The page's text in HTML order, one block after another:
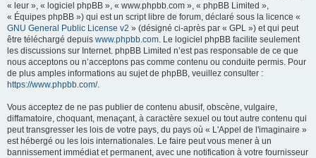
« leur », « logiciel phpBB », « www.phpbb.com », « phpBB Limited »,
« Équipes phpBB ») qui est un script libre de forum, déclaré sous la licence «
GNU General Public License v2 » (désigné ci-après par « GPL ») et qui peut
être téléchargé depuis www.phpbb.com. Le logiciel phpBB facilite seulement
les discussions sur Internet. phpBB Limited n’est pas responsable de ce que
nous acceptons ou n’acceptons pas comme contenu ou conduite permis. Pour
de plus amples informations au sujet de phpBB, veuillez consulter :
https://www.phpbb.com/.
Vous acceptez de ne pas publier de contenu abusif, obscène, vulgaire,
diffamatoire, choquant, menaçant, à caractère sexuel ou tout autre contenu qui
peut transgresser les lois de votre pays, du pays où « L'Appel de l'imaginaire »
est hébergé ou les lois internationales. Le faire peut vous mener à un
bannissement immédiat et permanent, avec une notification à votre fournisseur